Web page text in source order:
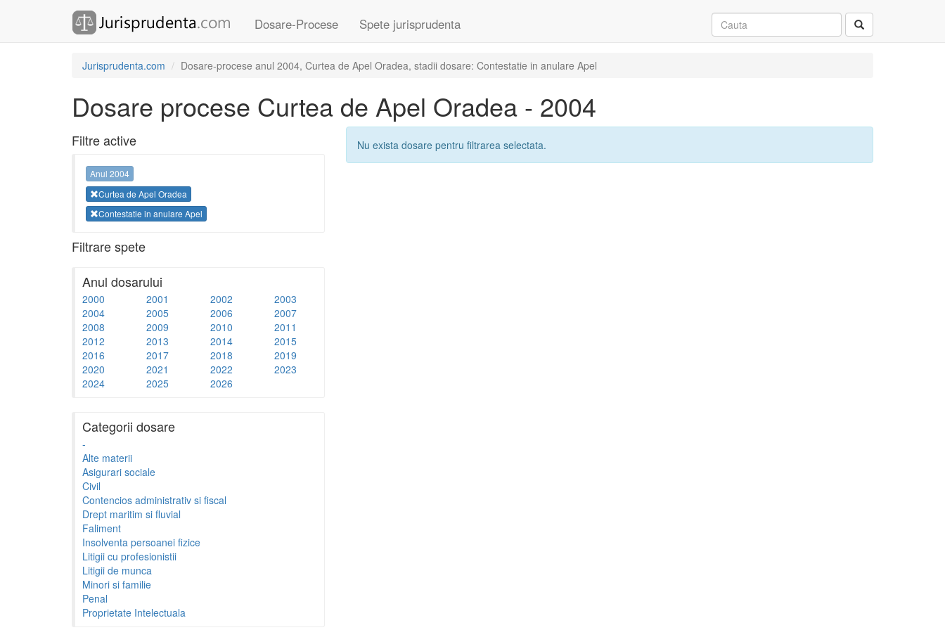
Dosare-Procese Spete jurisprudenta
Jurisprudenta.com Dosare-procese anul 2004, Curtea de Apel Oradea, stadii dosare: Contestatie in anulare Apel
Dosare procese Curtea de Apel Oradea - 2004
Filtre active
Anul 2004
Curtea de Apel Oradea
Contestatie in anulare Apel
Filtrare spete
Anul dosarului
2000 2001 2002
2003
2004
2005 2006
2007
2008
2009 2010
2011
2012
2013 2014
2015
2016
2017 2018
2019
2020
2021 2022
2023
2024
2025 2026
Categorii dosare
-
Alte materii
Asigurari sociale
Civil
Contencios administrativ si fiscal
Drept maritim si fluvial
Faliment
Insolventa persoanei fizice
Litigii cu profesionistii
Litigii de munca
Minori si familie
Penal
Proprietate Intelectuala
Nu exista dosare pentru filtrarea selectata.